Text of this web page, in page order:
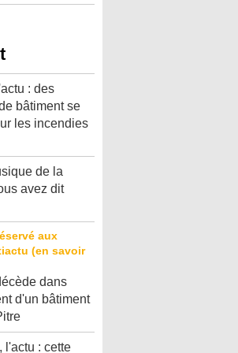
: des
bâtiment se
les incendies
de la
avez dit
dans
d'un bâtiment
l'actu : cette